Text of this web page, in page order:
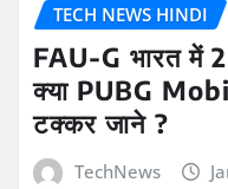
TECH NEWS HINDI
FAU-G भारत में
क्या PUBG
टक्कर जाने ?
TechNews